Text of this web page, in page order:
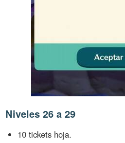
Niveles 26 a 29
10 tickets hoja.